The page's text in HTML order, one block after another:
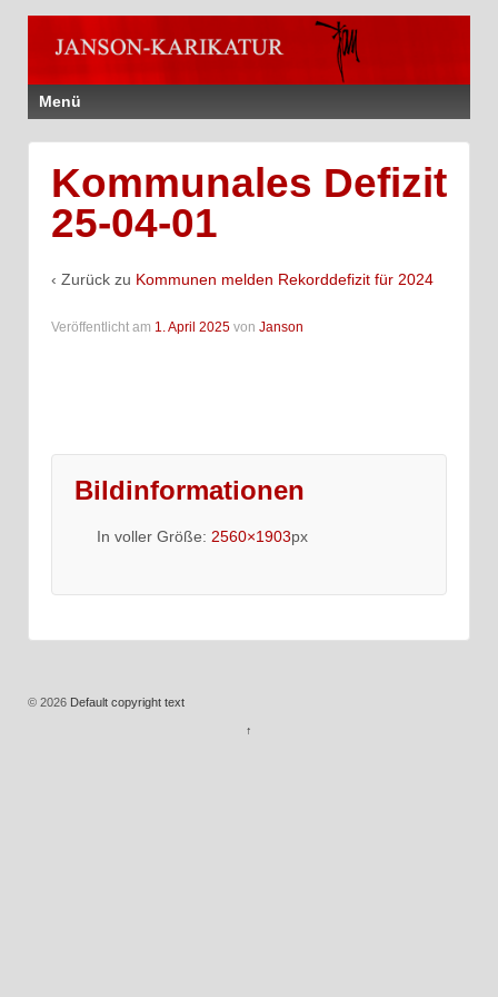
Menü
Kommunales Defizit
25-04-01
‹ Zurück zu Kommunen melden Rekorddefizit für 2024
Veröffentlicht am 1. April 2025 von Janson
Bildinformationen
In voller Größe: 2560×1903px
© 2026 Default copyright text
↑